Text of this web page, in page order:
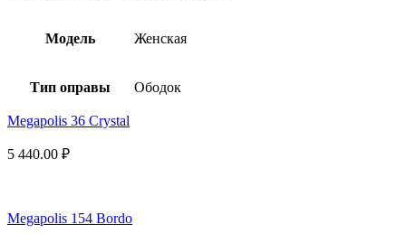
Модель Женская
Тип оправы Ободок
Megapolis 36 Crystal
5 440.00 ₽
Megapolis 154 Bordo